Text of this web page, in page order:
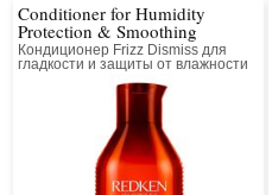
Conditioner for Humidity
Protection & Smoothing
Кондиционер Frizz Dismiss для
гладкости и защиты от влажности